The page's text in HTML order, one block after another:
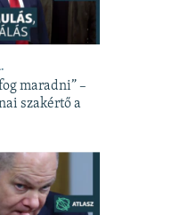
maradni” –
szakértő a